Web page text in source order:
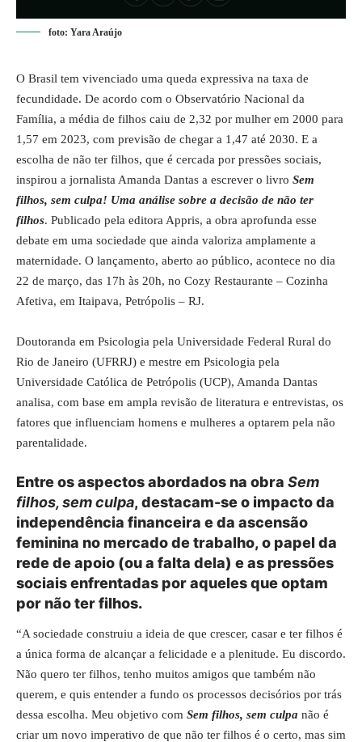
foto: Yara Araújo
O Brasil tem vivenciado uma queda expressiva na taxa de
fecundidade. De acordo com o Observatório Nacional da
Família, a média de filhos caiu de 2,32 por mulher em 2000 para
1,57 em 2023, com previsão de chegar a 1,47 até 2030. E a
escolha de não ter filhos, que é cercada por pressões sociais,
inspirou a jornalista Amanda Dantas a escrever o livro Sem
filhos, sem culpa! Uma análise sobre a decisão de não ter
filhos. Publicado pela editora Appris, a obra aprofunda esse
debate em uma sociedade que ainda valoriza amplamente a
maternidade. O lançamento, aberto ao público, acontece no dia
22 de março, das 17h às 20h, no Cozy Restaurante – Cozinha
Afetiva, em Itaipava, Petrópolis – RJ.
Doutoranda em Psicologia pela Universidade Federal Rural do
Rio de Janeiro (UFRRJ) e mestre em Psicologia pela
Universidade Católica de Petrópolis (UCP), Amanda Dantas
analisa, com base em ampla revisão de literatura e entrevistas, os
fatores que influenciam homens e mulheres a optarem pela não
parentalidade.
Entre os aspectos abordados na obra Sem
filhos, sem culpa, destacam-se o impacto da
independência financeira e da ascensão
feminina no mercado de trabalho, o papel da
rede de apoio (ou a falta dela) e as pressões
sociais enfrentadas por aqueles que optam
por não ter filhos.
“A sociedade construiu a ideia de que crescer, casar e ter filhos é
a única forma de alcançar a felicidade e a plenitude. Eu discordo.
Não quero ter filhos, tenho muitos amigos que também não
querem, e quis entender a fundo os processos decisórios por trás
dessa escolha. Meu objetivo com Sem filhos, sem culpa não é
criar um novo imperativo de que não ter filhos é o certo, mas sim